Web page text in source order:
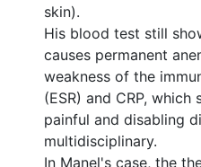
skin).
His blood test still
causes permanent
weakness of the
(ESR) and CRP,
painful and disabling
multidisciplinary.
In Manel's case, the